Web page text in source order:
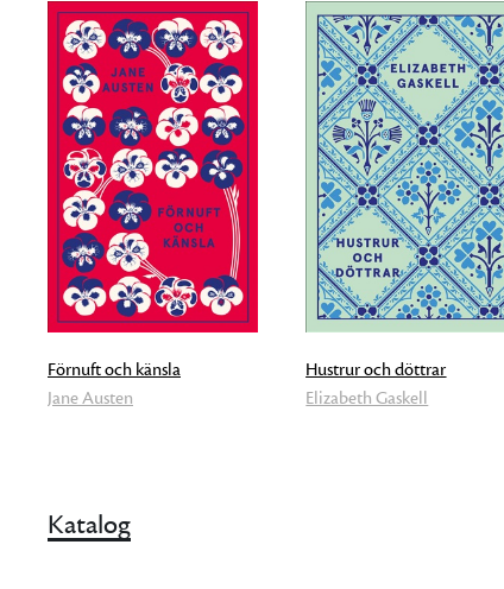
Förnuft och känsla
Jane Austen
Hustrur och döttrar
Elizabeth Gaskell
Katalog